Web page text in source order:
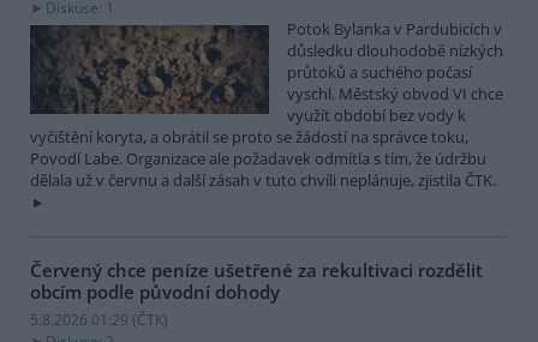
Diskuse: 1
Potok Bylanka v Pardubicích v
důsledku dlouhodobě nízkých
průtoků a suchého počasí
vyschl. Městský obvod VI chce
využít období bez vody k
vyčištění koryta, a obrátil se proto se žádostí na správce toku,
Povodí Labe. Organizace ale požadavek odmítla s tím, že údržbu
dělala už v červnu a další zásah v tuto chvíli neplánuje, zjistila ČTK.
Červený chce peníze ušetřené za rekultivaci rozdělit
obcím podle původní dohody
5.8.2026 01:29 (ČTK)